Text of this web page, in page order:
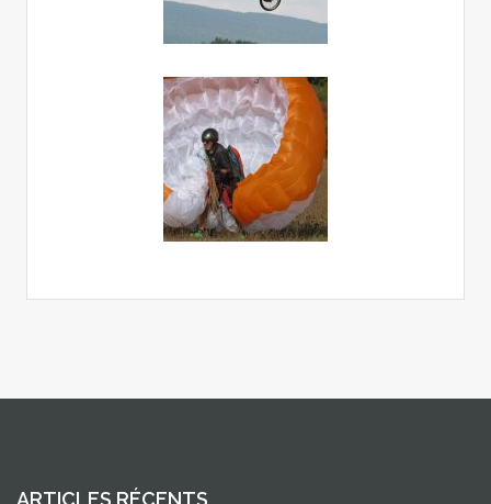
ARTICLES RÉCENTS